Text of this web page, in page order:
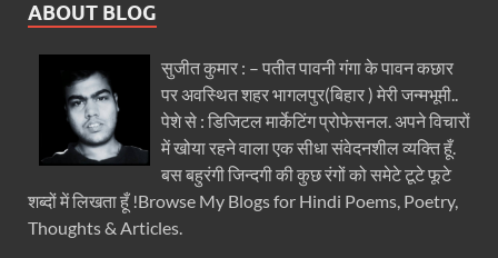
ABOUT BLOG
सुजीत कुमार : – पतीत पावनी गंगा के पावन कछार
पर अवस्थित शहर भागलपुर(बिहार ) मेरी जन्मभूमी..
पेशे से : डिजिटल मार्केटिंग प्रोफेसनल. अपने विचारों
में खोया रहने वाला एक सीधा संवेदनशील व्यक्ति हूँ.
बस बहुरंगी जिन्दगी की कुछ रंगों को समेटे टूटे फूटे
शब्दों में लिखता हूँ !Browse My Blogs for Hindi Poems, Poetry,
Thoughts & Articles.